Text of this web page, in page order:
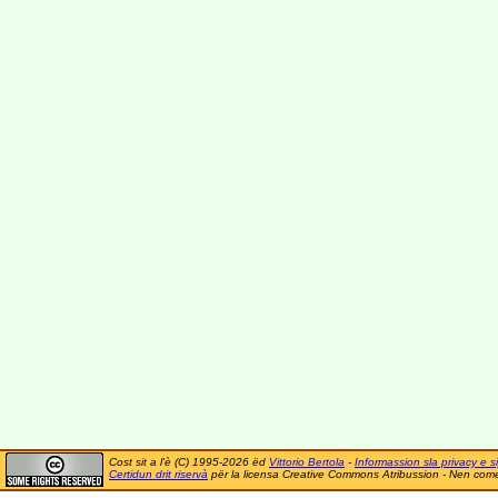
Cost sit a l'è (C) 1995-2026 ëd Vittorio Bertola - Informassion sla privacy e
Certidun drit riservà për la licensa Creative Commons Atribussion - Nen